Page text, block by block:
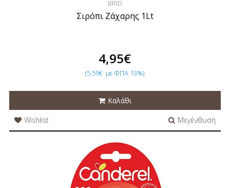
BRID
Σιρόπι Ζάχαρης 1Lt
4,95€
(5,59€ με ΦΠΑ 13%)
Καλάθι
Wishlist
Μεγένθυση